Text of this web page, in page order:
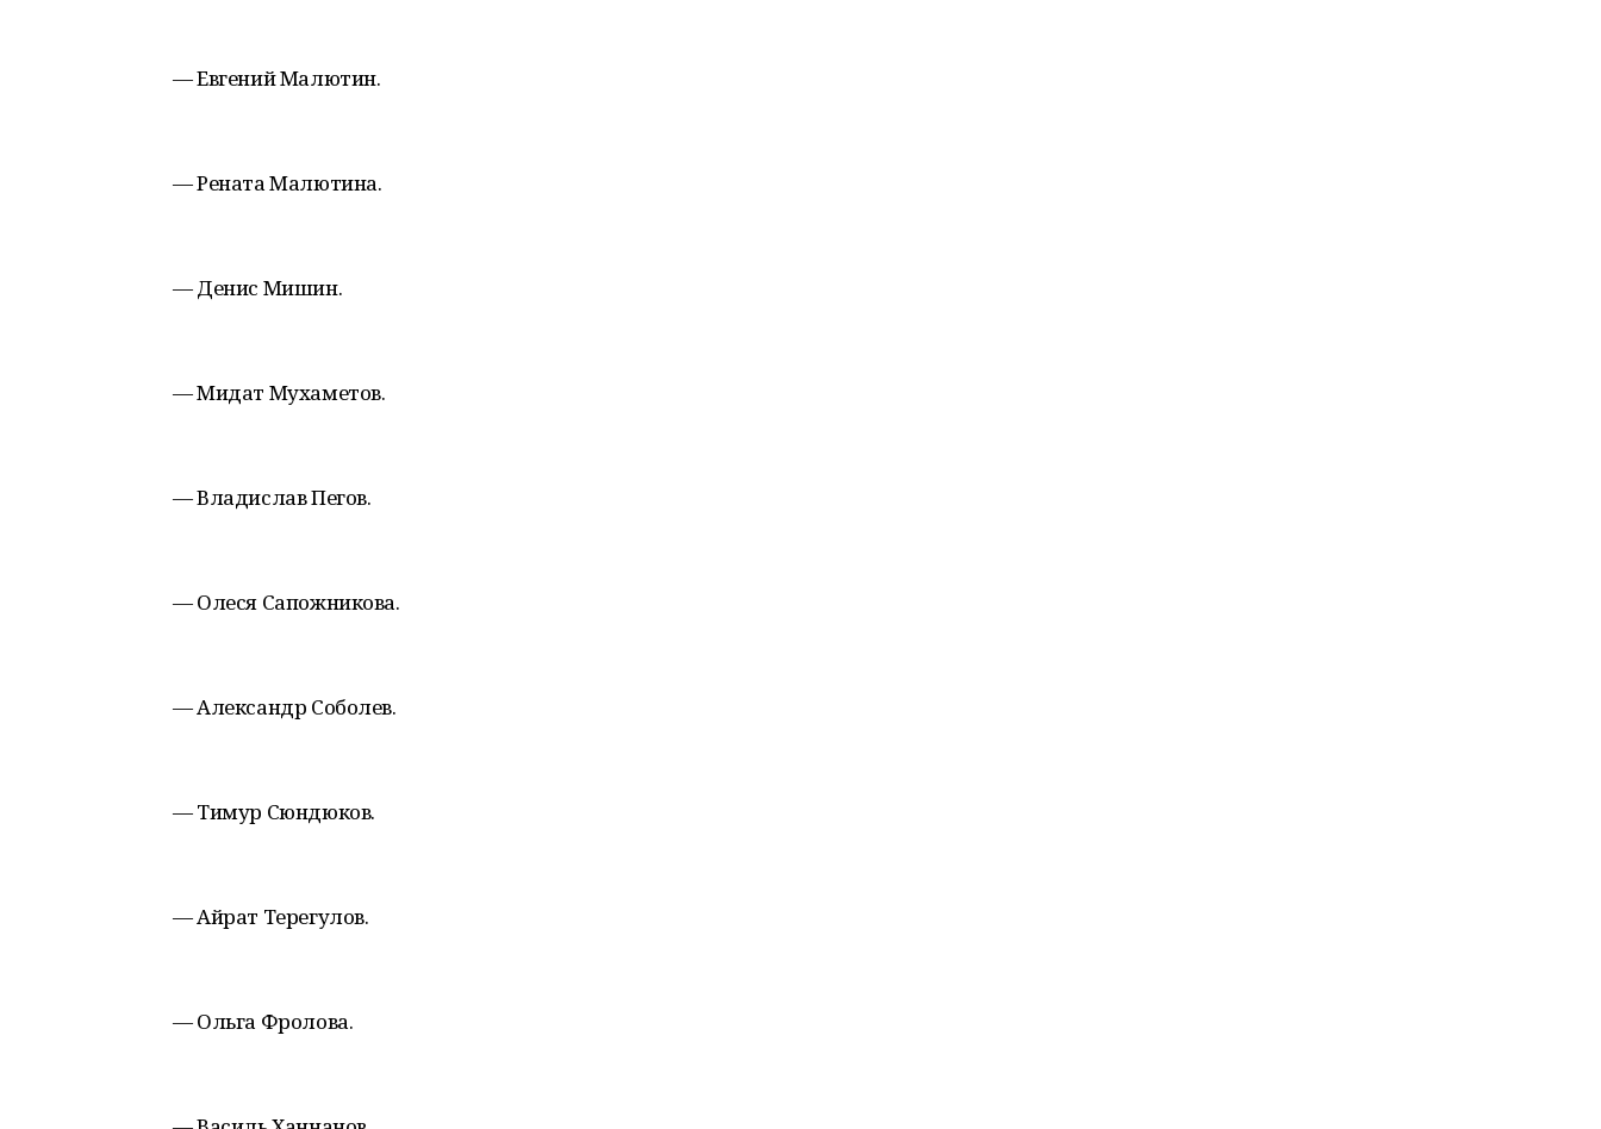
— Евгений Малютин.
— Рената Малютина.
— Денис Мишин.
— Мидат Мухаметов.
— Владислав Пегов.
— Олеся Сапожникова.
— Александр Соболев.
— Тимур Сюндюков.
— Айрат Терегулов.
— Ольга Фролова.